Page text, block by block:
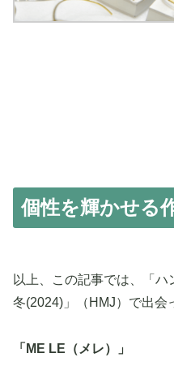
個性を輝かせる
以上、この記事では、「
冬(2024)」（HMJ）で出会
「ME LE（メレ）」